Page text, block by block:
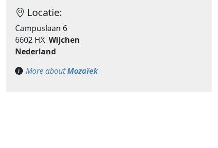
Locatie:
Campuslaan 6
6602 HX Wijchen
Nederland
More aboutMozaïek